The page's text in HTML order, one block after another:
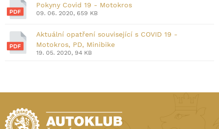
Pokyny Covid 19 - Motokros
09. 06. 2020, 659 KB
Aktuální opatření související s COVID 19 -
Motokros, PD, Minibike
19. 05. 2020, 94 KB